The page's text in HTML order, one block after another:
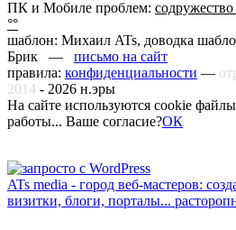
ПК и Мобиле проблем:
°°
шаблон: Михаил ATs, доводка
Брик — письмо на сайт
правила: конфиденциальности —
2014 - 2026 н.эры
На сайте используются cookie
работы... Ваше согласие?ОК
ATs media - город веб-мастеров:
визитки, блоги, порталы...